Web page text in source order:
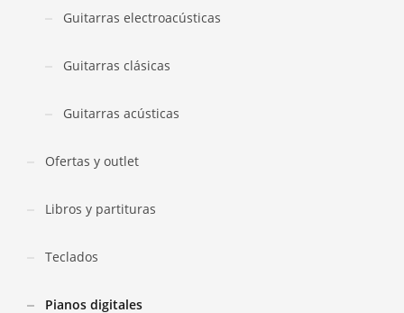
Guitarras electroacústicas
Guitarras clásicas
Guitarras acústicas
Ofertas y outlet
Libros y partituras
Teclados
Pianos digitales